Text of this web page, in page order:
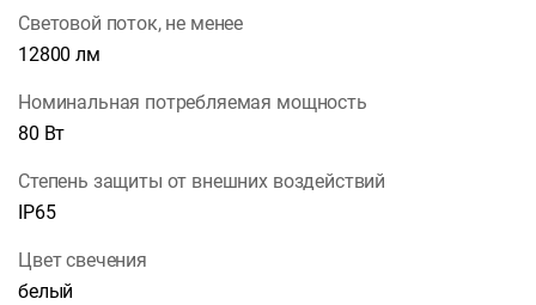
Световой поток, не менее
12800 лм
Номинальная потребляемая мощность
80 Вт
Степень защиты от внешних воздействий
IP65
Цвет свечения
белый